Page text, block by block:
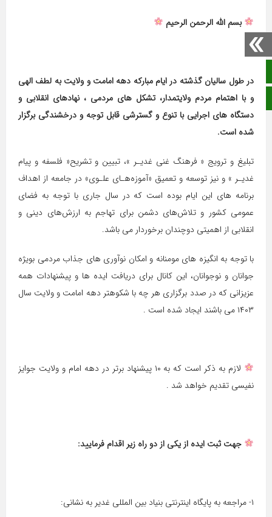
بسم الله الرحمن الرحیم
در طول سالیان گذشته در ایام مبارکه دهه امامت و ولایت به لطف الهی
و با اهتمام مردم ولایتمدار، تشکل های مردمی ، نهادهای انقلابی و
دستگاه های اجرایی با تنوع و گسترشی قابل توجه و درخشندگی برگزار
شده است.
تبلیغ و ترویج‌ « فرهنگ غنی ‌غدیـر‌ »‌، تبیین و تشریح« فلسفه و پیام
غدیـر » و نیز توسعه و تعمیق «آموزه‌هـای علـوی» در جامعه از اهداف
برنامه های این ایام بوده است که در سال جاری با توجه به فضای
عمومی کشور و تلاش‌های دشمن برای تهاجم به ارزش‌های دینی و
انقلابی از اهمیتی دوچندان برخوردار می باشد.
با توجه به انگیزه های مومنانه و امکان نوآوری های جذاب مردمی بویژه
جوانان و نوجوانان، این کانال برای دریافت ایده ها و پیشنهادات همه
عزیزانی که در صدد برگزاری هر چه با شکوهتر دهه امامت و ولایت سال
۱۴۰۳ می باشند ایجاد شده است .
لازم به ذکر است که به ۱۰ پیشنهاد برتر در دهه امام و ولایت جوایز
نفیسی تقدیم خواهد شد .
جهت ثبت ایده از یکی از دو راه زیر اقدام فرمایید:
۱- مراجعه به پایگاه اینترنتی بنیاد بین المللی غدیر به نشانی: